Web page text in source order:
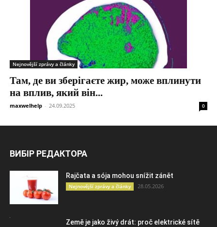
Nejnovější zprávy a články
Там, де ви зберігаєте жир, може вплинути
на вплив, який він...
maxwelhelp - 24.09.2025 0
ВИБІР РЕДАКТОРА
Rajčata a sója mohou snížit zánět
Nejnovější zprávy a články 28.05.2026
Země je jako živý drát: proč elektrické sítě